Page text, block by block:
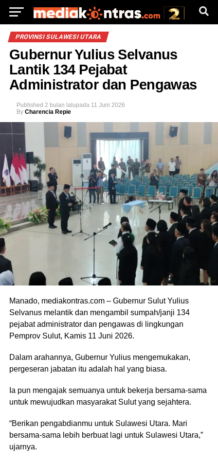
PROVINSI SULAWESI UTARA
Gubernur Yulius Selvanus
Lantik 134 Pejabat
Administrator dan Pengawas
Published 2 bulan lalupada 11 Juni 2026
By Charencia Repie
Manado, mediakontras.com – Gubernur Sulut Yulius
Selvanus melantik dan mengambil sumpah/janji 134
pejabat administrator dan pengawas di lingkungan
Pemprov Sulut, Kamis 11 Juni 2026.
Dalam arahannya, Gubernur Yulius mengemukakan,
pergeseran jabatan itu adalah hal yang biasa.
Ia pun mengajak semuanya untuk bekerja bersama-sama
untuk mewujudkan masyarakat Sulut yang sejahtera.
“Berikan pengabdianmu untuk Sulawesi Utara. Mari
bersama-sama lebih berbuat lagi untuk Sulawesi Utara,”
ujarnya.